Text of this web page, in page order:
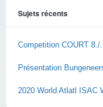
Sujets récents
Competition COURT 8./
Présentation
2020 World Atlatl ISAC